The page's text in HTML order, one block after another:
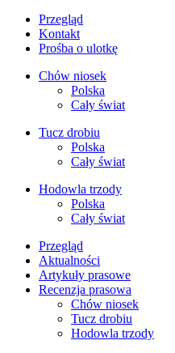
Przegląd
Kontakt
Prośba o ulotkę
Chów niosek
Polska
Cały świat
Tucz drobiu
Polska
Cały świat
Hodowla trzody
Polska
Cały świat
Przegląd
Aktualności
Artykuły prasowe
Recenzja prasowa
Chów niosek
Tucz drobiu
Hodowla trzody